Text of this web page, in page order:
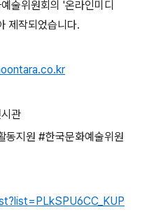
술위원회의 '온라인미디
제작되었습니다.
관
동지원 #한국문화예술위원